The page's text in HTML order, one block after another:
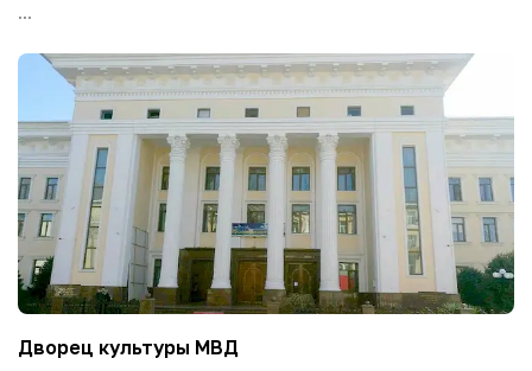
...
Дворец культуры МВД